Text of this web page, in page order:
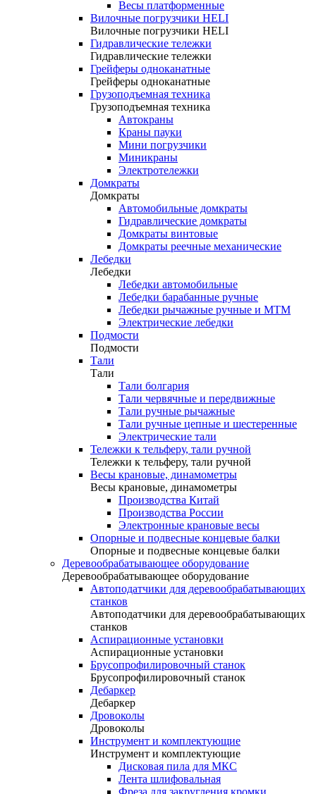
Весы платформенные
Вилочные погрузчики HELI
Вилочные погрузчики HELI
Гидравлические тележки
Гидравлические тележки
Грейферы одноканатные
Грейферы одноканатные
Грузоподъемная техника
Грузоподъемная техника
Автокраны
Краны пауки
Мини погрузчики
Миникраны
Электротележки
Домкраты
Домкраты
Автомобильные домкраты
Гидравлические домкраты
Домкраты винтовые
Домкраты реечные механические
Лебедки
Лебедки
Лебедки автомобильные
Лебедки барабанные ручные
Лебедки рычажные ручные и МТМ
Электрические лебедки
Подмости
Подмости
Тали
Тали
Тали болгария
Тали червячные и передвижные
Тали ручные рычажные
Тали ручные цепные и шестеренные
Электрические тали
Тележки к тельферу, тали ручной
Тележки к тельферу, тали ручной
Весы крановые, динамометры
Весы крановые, динамометры
Производства Китай
Производства России
Электронные крановые весы
Опорные и подвесные концевые балки
Опорные и подвесные концевые балки
Деревообрабатывающее оборудование
Деревообрабатывающее оборудование
Автоподатчики для деревообрабатывающих
станков
Автоподатчики для деревообрабатывающих
станков
Аспирационные установки
Аспирационные установки
Брусопрофилировочный станок
Брусопрофилировочный станок
Дебаркер
Дебаркер
Дровоколы
Дровоколы
Инструмент и комплектующие
Инструмент и комплектующие
Дисковая пила для МКС
Лента шлифовальная
Фреза для закругления кромки